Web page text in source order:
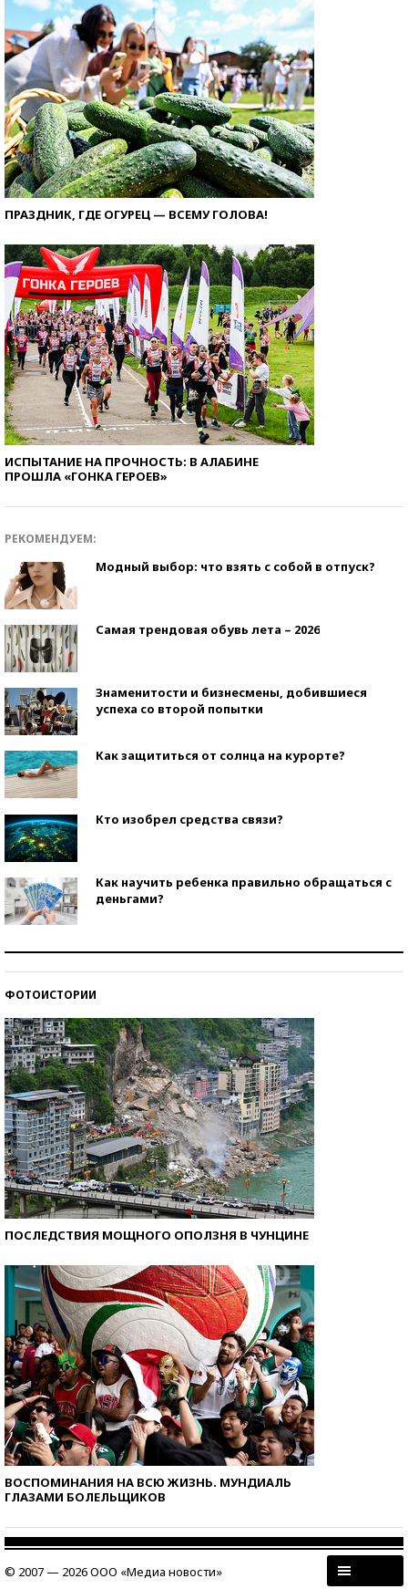
ПРАЗДНИК, ГДЕ ОГУРЕЦ — ВСЕМУ ГОЛОВА!
ИСПЫТАНИЕ НА ПРОЧНОСТЬ: В АЛАБИНЕ
ПРОШЛА «ГОНКА ГЕРОЕВ»
РЕКОМЕНДУЕМ:
Модный выбор: что взять с собой в отпуск?
Самая трендовая обувь лета – 2026
Знаменитости и бизнесмены, добившиеся
успеха со второй попытки
Как защититься от солнца на курорте?
Кто изобрел средства связи?
Как научить ребенка правильно обращаться с
деньгами?
ФОТОИСТОРИИ
ПОСЛЕДСТВИЯ МОЩНОГО ОПОЛЗНЯ В ЧУНЦИНЕ
ВОСПОМИНАНИЯ НА ВСЮ ЖИЗНЬ. МУНДИАЛЬ
ГЛАЗАМИ БОЛЕЛЬЩИКОВ
© 2007 — 2026 ООО «Медиа новости»